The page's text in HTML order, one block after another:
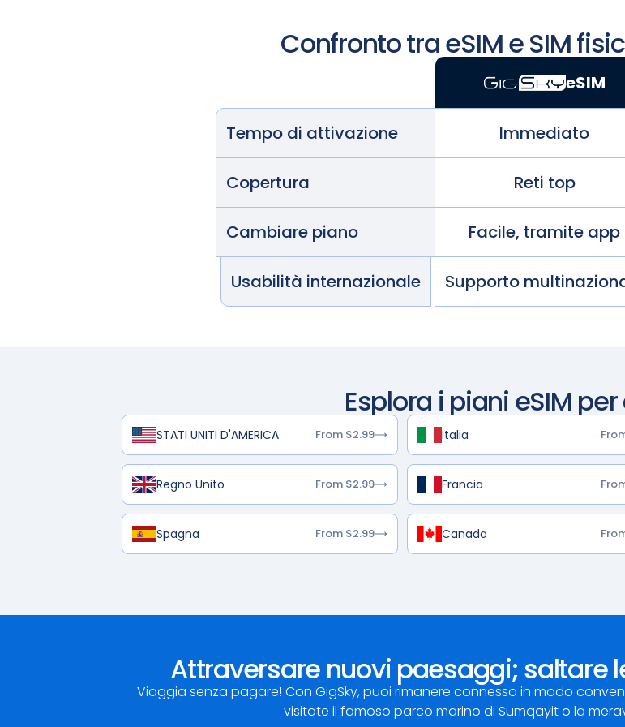
Confronto tra eSIM e SIM
eSIM
Tempo di attivazione Immediato
Copertura Reti top
Cambiare piano Facile, tramite app
Usabilità internazionale Supporto
Esplora i piani eSIM per
STATI UNITI D'AMERICA From $2.99 Italia
Regno Unito From $2.99 Francia
Spagna From $2.99 Canada
Attraversare nuovi paesaggi; saltare
Viaggia senza pagare! Con GigSky, puoi rimanere connesso in modo
visitate il famoso parco marino di Sumqayit o la